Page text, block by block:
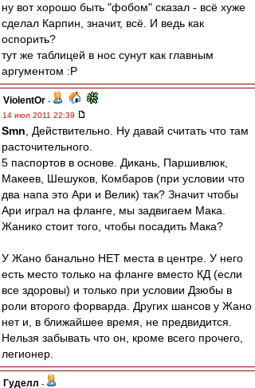
ну вот хорошо быть "фобом" сказал - всё хуже
сделал Карпин, значит, всё. И ведь как
оспорить?
тут же таблицей в нос сунут как главным
аргументом :P
ViolentOr -
14 июл 2011 22:39
Smn , Действительно. Ну давай считать что там
расточительного.
5 паспортов в основе. Дикань, Паршивлюк,
Макеев, Шешуков, Комбаров (при условии что
два напа это Ари и Велик) так? Значит чтобы
Ари играл на фланге, мы задвигаем Мака.
Жанико стоит того, чтобы посадить Мака?
У Жано банально НЕТ места в центре. У него
есть место только на фланге вместо КД (если
все здоровы) и только при условии Дзюбы в
роли второго форварда. Других шансов у Жано
нет и, в ближайшее время, не предвидится.
Нельзя забывать что он, кроме всего прочего,
легионер.
Гуделл -